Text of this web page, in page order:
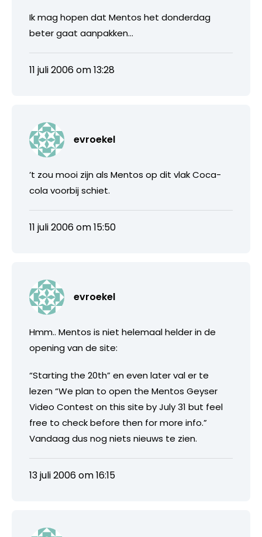
Ik mag hopen dat Mentos het donderdag
beter gaat aanpakken…
11 juli 2006 om 13:28
evroekel
’t zou mooi zijn als Mentos op dit vlak Coca-
cola voorbij schiet.
11 juli 2006 om 15:50
evroekel
Hmm.. Mentos is niet helemaal helder in de
opening van de site:
“Starting the 20th” en even later val er te
lezen “We plan to open the Mentos Geyser
Video Contest on this site by July 31 but feel
free to check before then for more info.”
Vandaag dus nog niets nieuws te zien.
13 juli 2006 om 16:15